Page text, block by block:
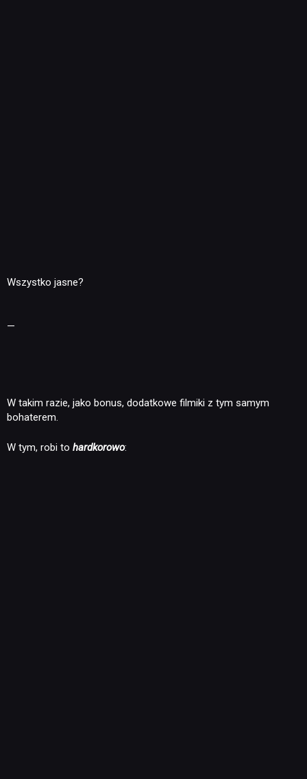
Wszystko jasne?
—
W takim razie, jako bonus, dodatkowe filmiki z tym samym
bohaterem.
W tym, robi to hardkorowo: